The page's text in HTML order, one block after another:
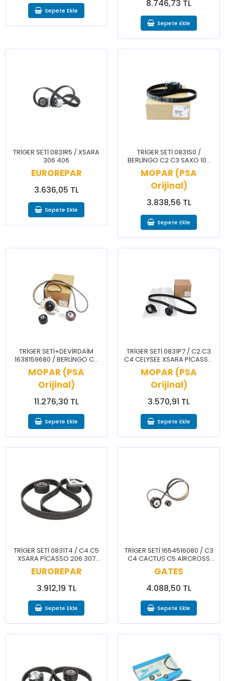
Sepete Ekle
8.746,73 TL
Sepete Ekle
TRİGER SETİ 0831R5 / XSARA
306 406
EUROREPAR
3.636,05 TL
Sepete Ekle
TRİGER SETİ 0831S0 /
BERLİNGO C2 C3 SAXO 106
206 206+ 207 306 307
PARTNER
MOPAR (PSA
Orijinal)
3.838,56 TL
Sepete Ekle
TRİGER SETİ+DEVİRDAİM
1638159680 / BERLİNGO C3
C4 CELYSEE 2008 208 3008
301 308 508 PRTNR RFTR
MOPAR (PSA
Orijinal)
11.276,30 TL
Sepete Ekle
TRİGER SETİ 0831P7 / C2 C3
C4 CELYSEE XSARA PİCASSO
2008 206 207 208 301 307
308 PARTNER
MOPAR (PSA
Orijinal)
3.570,91 TL
Sepete Ekle
TRİGER SETİ 0831T4 / C4 C5
XSARA PİCASSO 206 307
406 407
EUROREPAR
3.912,19 TL
Sepete Ekle
TRİGER SETİ 1654516080 / C3
C4 CACTUS C5 AİRCROSS
CELYSEE DS3 2008 208 3008
301 308 408 5008
GATES
4.088,50 TL
Sepete Ekle